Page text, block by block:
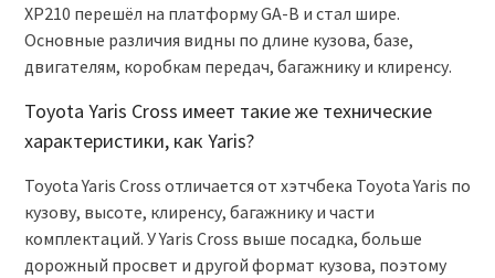
XP210 перешёл на платформу GA-B и стал шире.
Основные различия видны по длине кузова, базе,
двигателям, коробкам передач, багажнику и клиренсу.
Toyota Yaris Cross имеет такие же технические
характеристики, как Yaris?
Toyota Yaris Cross отличается от хэтчбека Toyota Yaris по
кузову, высоте, клиренсу, багажнику и части
комплектаций. У Yaris Cross выше посадка, больше
дорожный просвет и другой формат кузова, поэтому